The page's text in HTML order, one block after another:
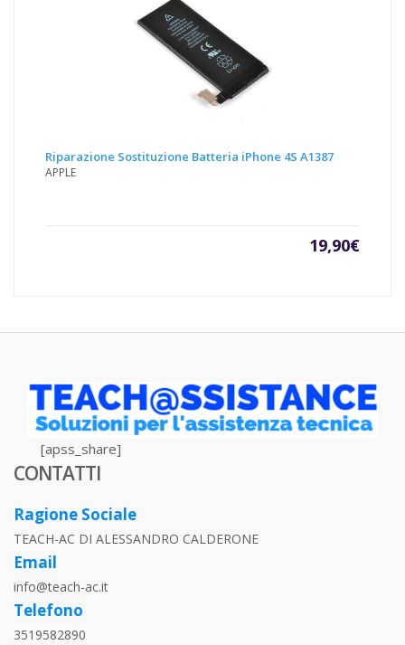
Riparazione Sostituzione Batteria iPhone 4S A1387
APPLE
19,90€
[apss_share]
CONTATTI
Ragione Sociale
TEACH-AC DI ALESSANDRO CALDERONE
Email
info@teach-ac.it
Telefono
3519582890